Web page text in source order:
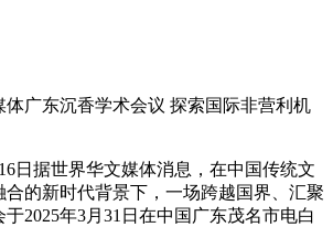
体广东沉香学术会议 探索国际非营利机
日据世界华文媒体消息，在中国传统文
的新时代背景下，一场跨越国界、汇聚
2025年3月31日在中国广东茂名市电白